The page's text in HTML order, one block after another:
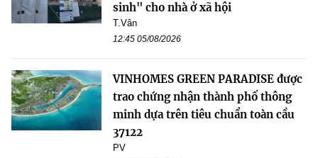
sinh" cho nhà ở xã hội
T.Vân
12:45 05/08/2026
VINHOMES GREEN PARADISE được
trao chứng nhận thành phố thông
minh dựa trên tiêu chuẩn toàn cầu
37122
PV